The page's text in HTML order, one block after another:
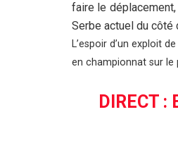
faire le
Serbe actuel du côté
L’espoir d’un exploit
en championnat sur le
DIRECT